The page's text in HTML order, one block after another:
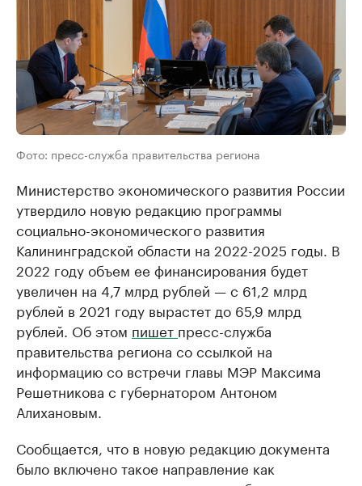
Фото: пресс-служба правительства региона
Министерство экономического развития России
утвердило новую редакцию программы
социально-экономического развития
Калининградской области на 2022-2025 годы. В
2022 году объем ее финансирования будет
увеличен на 4,7 млрд рублей — с 61,2 млрд
рублей в 2021 году вырастет до 65,9 млрд
рублей. Об этом пишет пресс-служба
правительства региона со ссылкой на
информацию со встречи главы МЭР Максима
Решетникова с губернатором Антоном
Алихановым.
Сообщается, что в новую редакцию документа
было включено такое направление как